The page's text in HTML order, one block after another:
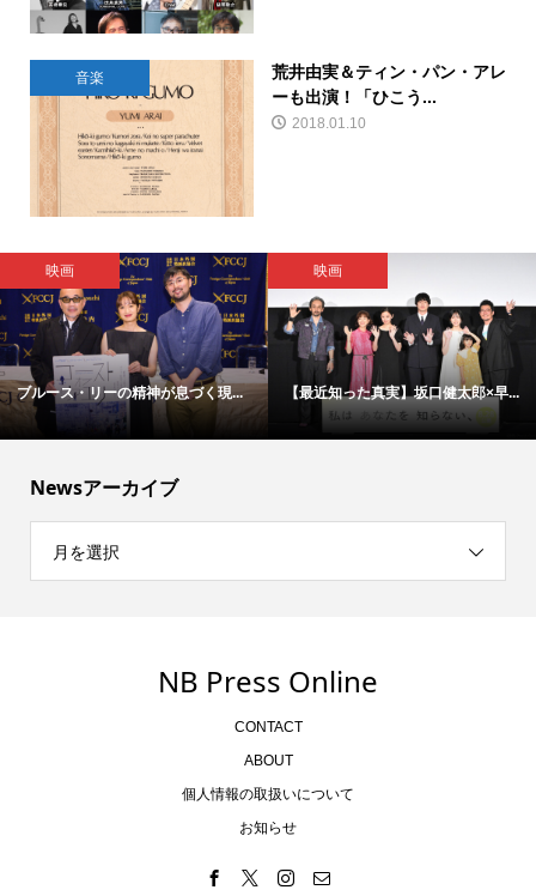
音楽
荒井由実＆ティン・パン・アレ
ーも出演！「ひこう...
2018.01.10
映画
ブルース・リーの精神が息づく現...
映画
【最近知った真実】坂口健太郎×早...
Newsアーカイブ
月を選択
NB Press Online
CONTACT
ABOUT
個人情報の取扱いについて
お知らせ